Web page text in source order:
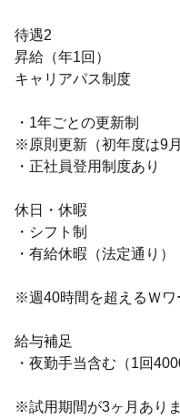
待遇2
昇給（年1回）
キャリアパス制度
・1年ごとの更新制
※原則更新（初年度は9
・正社員登用制度あり
休日・休暇
・シフト制
・有給休暇（法定通り）
※週40時間を超えるＷワ
給与補足
・夜勤手当含む（1回
※試用期間が3ヶ月ありま